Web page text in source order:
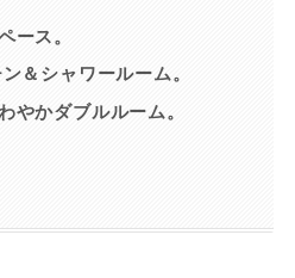
ース。
＆シャワールーム。
やかダブルルーム。